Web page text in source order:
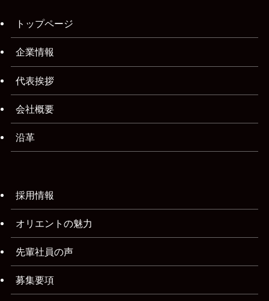
トップページ
企業情報
代表挨拶
会社概要
沿革
採用情報
オリエントの魅力
先輩社員の声
募集要項